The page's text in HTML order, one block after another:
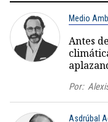
Medio
Antes
Por:
Asdrúbal